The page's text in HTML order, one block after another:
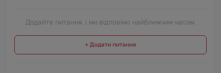
Додайте питання, і ми відповімо найближчим часом.
+ Додати питання